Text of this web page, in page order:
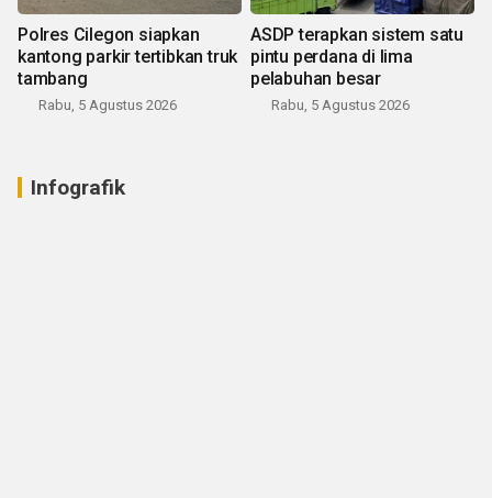
Polres Cilegon siapkan
kantong parkir tertibkan truk
tambang
Rabu, 5 Agustus 2026
ASDP terapkan sistem satu
pintu perdana di lima
pelabuhan besar
Rabu, 5 Agustus 2026
Infografik